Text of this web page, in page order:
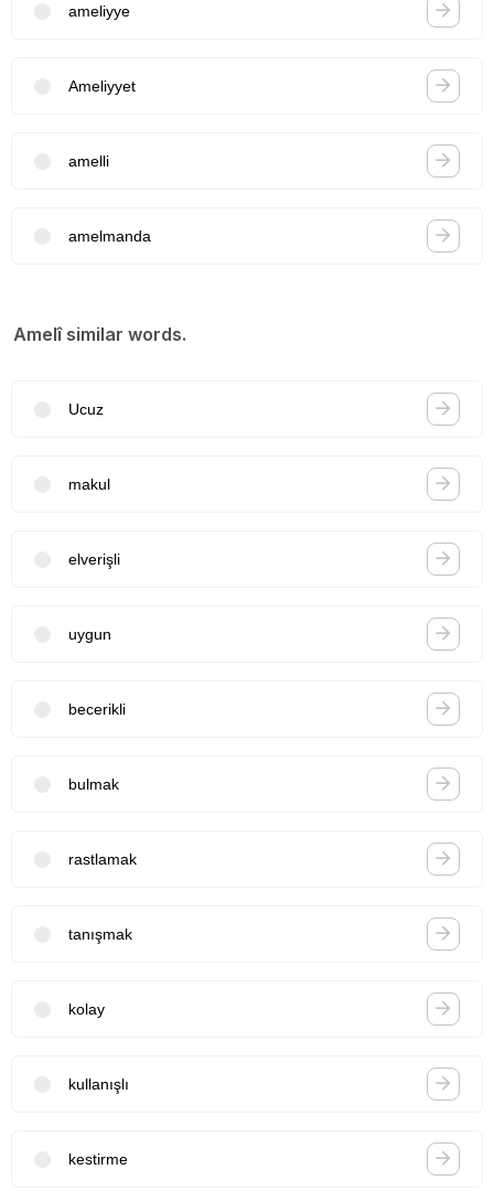
ameliyye
Ameliyyet
amelli
amelmanda
Amelî similar words.
Ucuz
makul
elverişli
uygun
becerikli
bulmak
rastlamak
tanışmak
kolay
kullanışlı
kestirme